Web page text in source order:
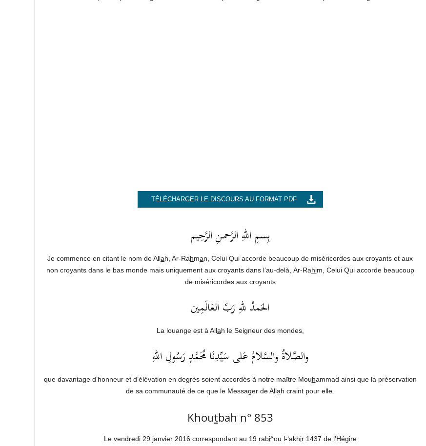
TÉLÉCHARGER LE DISCOURS AU FORMAT PDF
بِسمِ اللهِ الرَّحمـنِ الرَّحِيم
Je commence en citant le nom de Allah, Ar-Rahman, Celui Qui accorde beaucoup de miséricordes aux croyants et aux
non croyants dans le bas monde mais uniquement aux croyants dans l’au-delà, Ar-Rahim, Celui Qui accorde beaucoup
de miséricordes aux croyants
الحَمدُ للهِ رَبِّ العَالَمِين
La louange est à Allah le Seigneur des mondes,
والصَّلاةُ والسَّلامُ عَلى سَيِّدِنَا مُحَمَّدٍ رَسُولِ اللهِ
que davantage d’honneur et d’élévation en degrés soient accordés à notre maître Mouhammad ainsi que la préservation
de sa communauté de ce que le Messager de Allah craint pour elle.
Khoutbah n° 853
Le vendredi 29 janvier 2016 correspondant au 19 rabi^ou l-‘akhir 1437 de l’Hégire